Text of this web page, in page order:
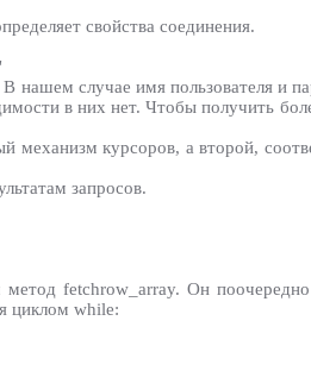
свойства соединения.
нашем случае имя пользователя и
в них нет. Чтобы получить
курсоров, а второй,
запросов.
fetchrow_array. Он
циклом while: